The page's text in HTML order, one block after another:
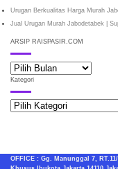
Urugan Berkualitas Harga Murah
Jual Urugan Murah Jabodetabek |
ARSIP RAISPASIR.COM
ARSIP
RAISPASIR.COM
Kategori
Kategori
OFFICE : Gg. Manunggal 7,